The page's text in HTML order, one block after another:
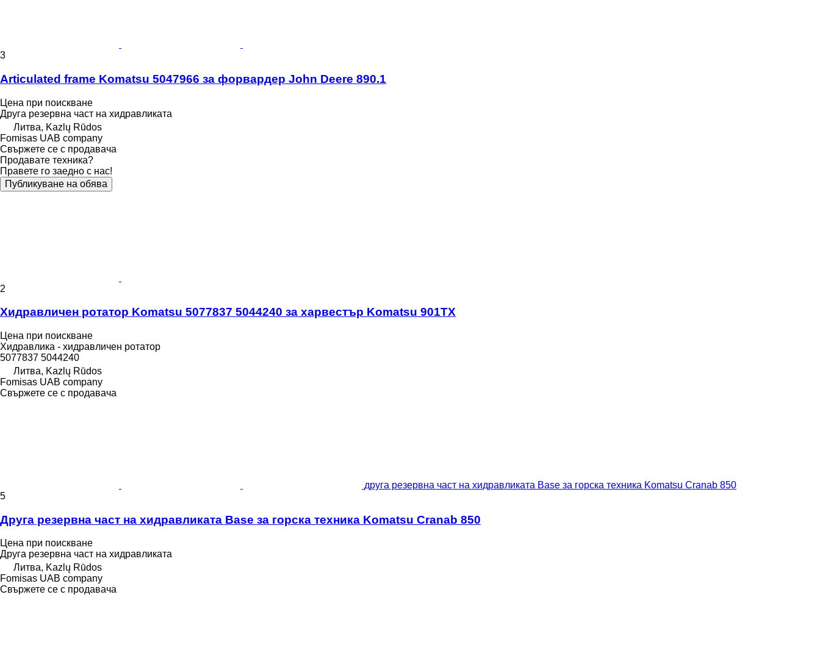
3
Articulated frame Komatsu 5047966 за форвардер John Deere 890.1
Цена при поискване
Друга резервна част на хидравликата
Литва, Kazlų Rūdos
Fomisas UAB company
Свържете се с продавача
Продавате техника?
Правете го заедно с нас!
Публикуване на обява
2
Хидравличен ротатор Komatsu 5077837 5044240 за харвестър Komatsu 901TX
Цена при поискване
Хидравлика - хидравличен ротатор
5077837 5044240
Литва, Kazlų Rūdos
Fomisas UAB company
Свържете се с продавача
друга резервна част на хидравликата Base за горска техника Komatsu Cranab 850
5
Друга резервна част на хидравликата Base за горска техника Komatsu Cranab 850
Цена при поискване
Друга резервна част на хидравликата
Литва, Kazlų Rūdos
Fomisas UAB company
Свържете се с продавача